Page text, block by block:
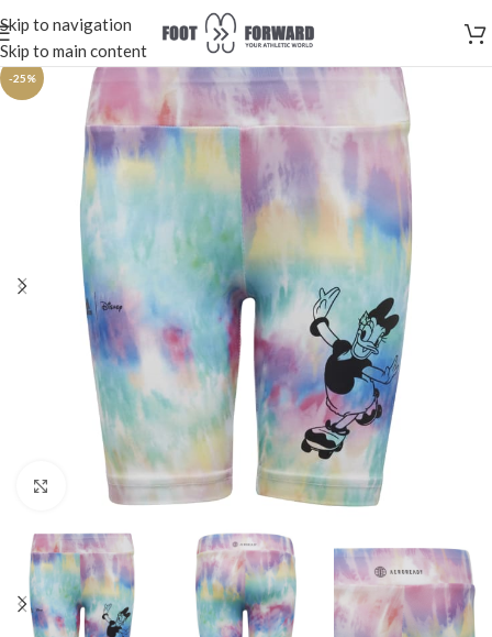
Skip to navigation
Skip to main content
-25%
Κλικ για μεγέθυνση